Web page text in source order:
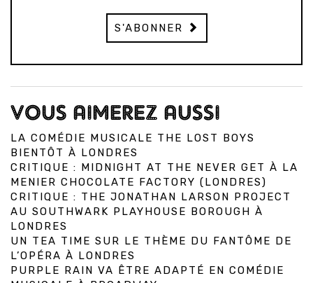
S'ABONNER
VOUS AIMEREZ AUSSI
LA COMÉDIE MUSICALE THE LOST BOYS
BIENTÔT À LONDRES
CRITIQUE : MIDNIGHT AT THE NEVER GET À LA
MENIER CHOCOLATE FACTORY (LONDRES)
CRITIQUE : THE JONATHAN LARSON PROJECT
AU SOUTHWARK PLAYHOUSE BOROUGH À
LONDRES
UN TEA TIME SUR LE THÈME DU FANTÔME DE
L’OPÉRA À LONDRES
PURPLE RAIN VA ÊTRE ADAPTÉ EN COMÉDIE